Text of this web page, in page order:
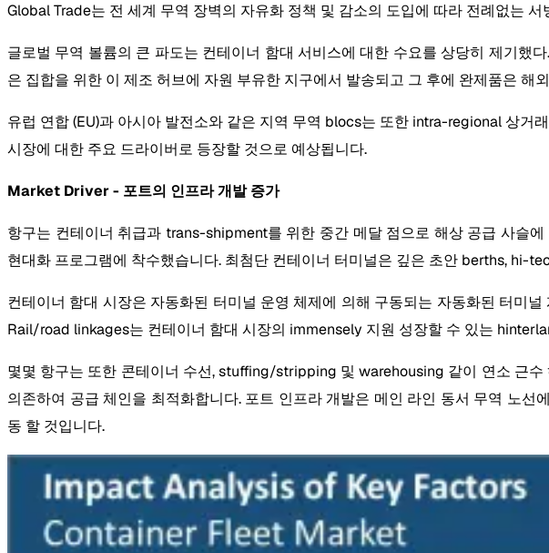
Global Trade는 전 세계 무역 장벽의 자유화 정책 및 감소의 도입에 따라 전례없는
글로벌 무역 볼륨의 큰 파도는 컨테이너 함대 서비스에 대한 수요를 상당히 제기했
은 집합을 위한 이 제조 허브에 자원 부유한 지구에서 발송되고 그 후에 완제품은 해
유럽 연합 (EU)과 아시아 발전소와 같은 지역 무역 blocs는 또한 intra-regional 상거
시장에 대한 주요 드라이버로 등장할 것으로 예상됩니다.
Market Driver - 포트의 인프라 개발 증가
항구는 컨테이너 취급과 trans-shipment를 위한 중간 메달 점으로 해상 공급 사슬
현대화 프로그램에 착수했습니다. 최첨단 컨테이너 터미널은 깊은 초안 berths, hi-
컨테이너 함대 시장은 자동화된 터미널 운영 체제에 의해 구동되는 자동화된 터미
Rail/road linkages는 컨테이너 함대 시장의 immensely 지원 성장할 수 있는
몇몇 항구는 또한 콘테이너 수선, stuffing/stripping 및 warehousing 같이 연소 근
의존하여 공급 체인을 최적화합니다. 포트 인프라 개발은 메인 라인 동서 무역 노
동 할 것입니다.